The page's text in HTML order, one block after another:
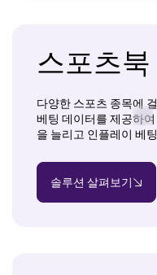
스포츠북
다양한 스포츠 종목에
베팅 데이터를 제공하
을 늘리고 인플레이 베
솔루션 살펴보기